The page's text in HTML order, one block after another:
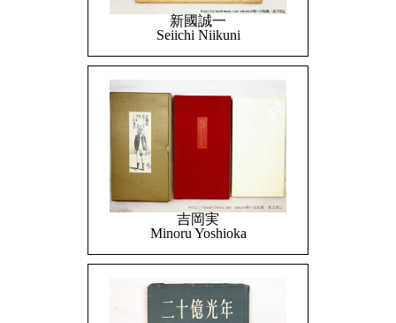
新國誠一
Seiichi Niikuni
吉岡実
Minoru Yoshioka